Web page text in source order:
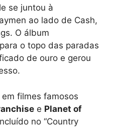
se juntou à
ao lado de Cash,
O álbum
o topo das paradas
de ouro e gerou
filmes famosos
e Planet of
no “Country